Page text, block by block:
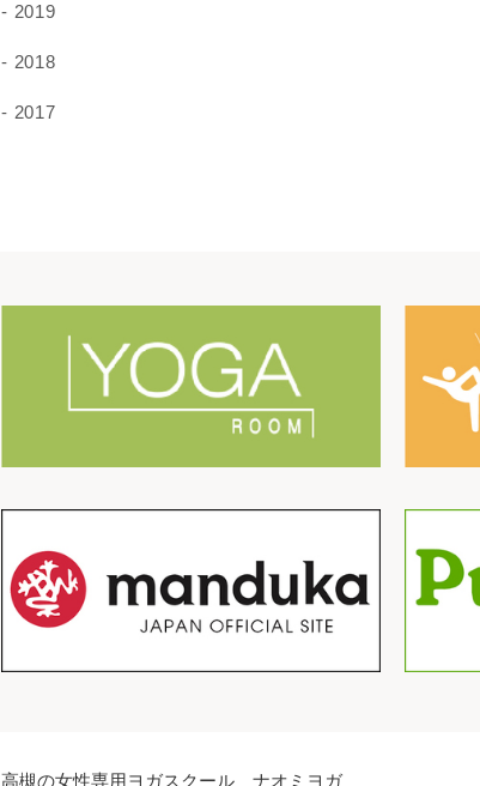
2019
2018
2017
高槻の女性専用ヨガスクール ナオミヨガ